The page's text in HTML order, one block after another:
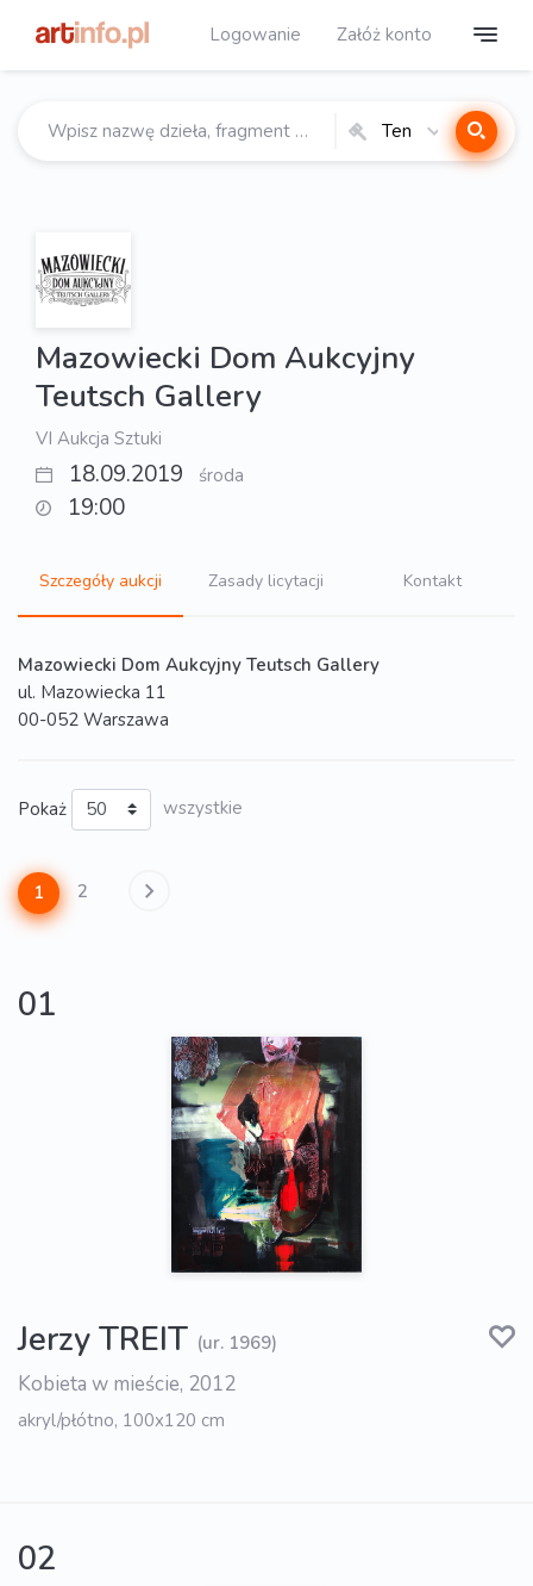
Logowanie Załóż konto
Ten
Mazowiecki Dom Aukcyjny
Teutsch Gallery
VI Aukcja Sztuki
18.09.2019 środa
19:00
Szczegóły aukcji Zasady licytacji Kontakt
Mazowiecki Dom Aukcyjny Teutsch Gallery
ul. Mazowiecka 11
00-052 Warszawa
Pokaż wszystkie
1 2
01
Jerzy TREIT (ur. 1969)
Kobieta w mieście, 2012
akryl/płótno, 100x120 cm
02